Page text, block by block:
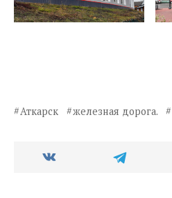
Аткарск железная дорога.